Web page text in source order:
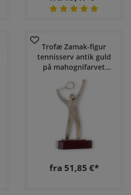
Trofæ Zamak-figur
tennisserv antik guld
på mahognifarvet
træfod
fra 51,85 €*